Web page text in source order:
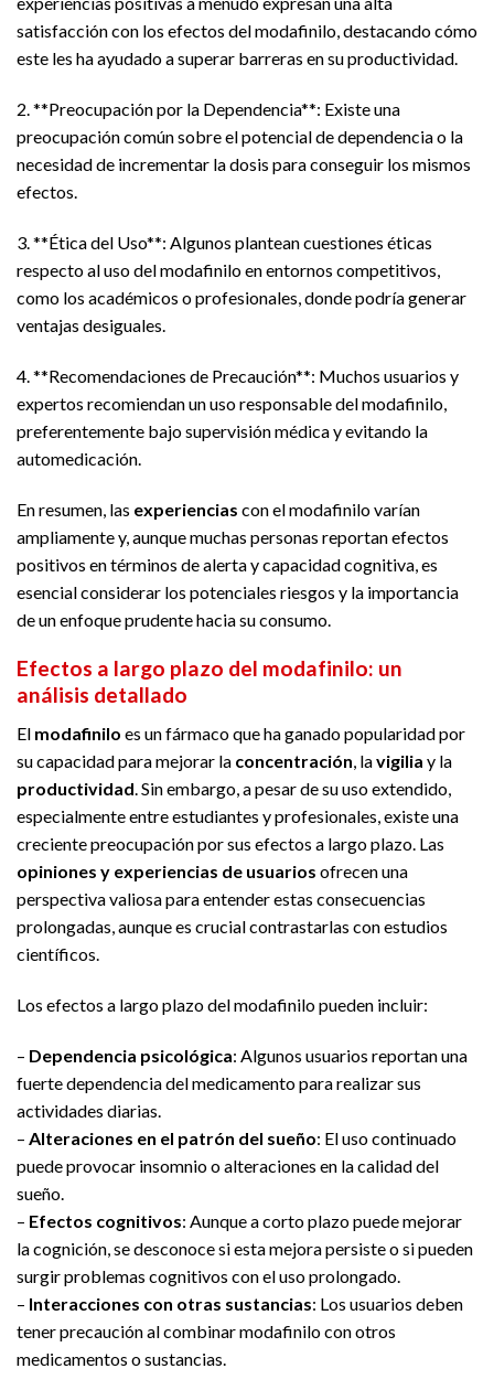
satisfacción con los efectos del modafinilo, destacando cómo
este les ha ayudado a superar barreras en su productividad.
2. **Preocupación por la Dependencia**: Existe una
preocupación común sobre el potencial de dependencia o la
necesidad de incrementar la dosis para conseguir los mismos
efectos.
3. **Ética del Uso**: Algunos plantean cuestiones éticas
respecto al uso del modafinilo en entornos competitivos,
como los académicos o profesionales, donde podría generar
ventajas desiguales.
4. **Recomendaciones de Precaución**: Muchos usuarios y
expertos recomiendan un uso responsable del modafinilo,
preferentemente bajo supervisión médica y evitando la
automedicación.
En resumen, las experiencias con el modafinilo varían
ampliamente y, aunque muchas personas reportan efectos
positivos en términos de alerta y capacidad cognitiva, es
esencial considerar los potenciales riesgos y la importancia
de un enfoque prudente hacia su consumo.
Efectos a largo plazo del modafinilo: un
análisis detallado
El modafinilo es un fármaco que ha ganado popularidad por
su capacidad para mejorar la concentración, lavigilia y la
productividad. Sin embargo, a pesar de su uso extendido,
especialmente entre estudiantes y profesionales, existe una
creciente preocupación por sus efectos a largo plazo. Las
opiniones y experiencias de usuarios ofrecen una
perspectiva valiosa para entender estas consecuencias
prolongadas, aunque es crucial contrastarlas con estudios
científicos.
Los efectos a largo plazo del modafinilo pueden incluir:
– Dependencia psicológica: Algunos usuarios reportan una
fuerte dependencia del medicamento para realizar sus
actividades diarias.
– Alteraciones en el patrón del sueño: El uso continuado
puede provocar insomnio o alteraciones en la calidad del
sueño.
– Efectos cognitivos: Aunque a corto plazo puede mejorar
la cognición, se desconoce si esta mejora persiste o si pueden
surgir problemas cognitivos con el uso prolongado.
– Interacciones con otras sustancias: Los usuarios deben
tener precaución al combinar modafinilo con otros
medicamentos o sustancias.